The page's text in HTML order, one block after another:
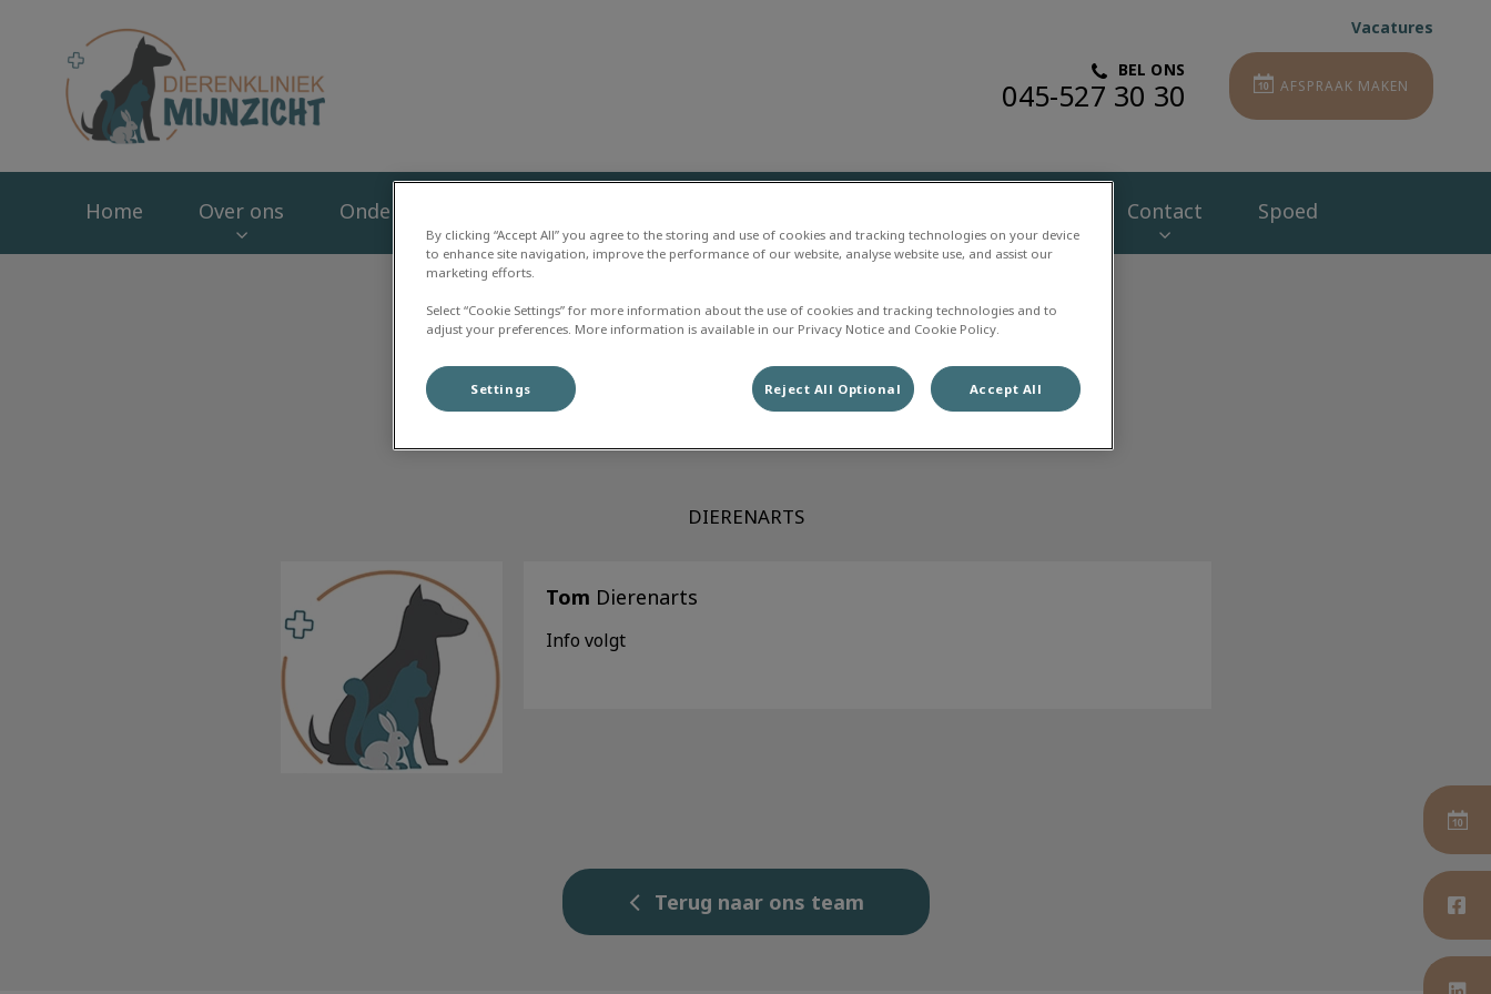
Vacatures
BEL ONS
045-527 30 30 AFSPRAAK MAKEN
Home Over ons Onderzoek en behandelingen Contact Spoed
Tom
DIERENARTS
Tom Dierenarts
Info volgt
Terug naar ons team
By clicking “Accept All” you agree to the storing and use of cookies and tracking technologies on your device
to enhance site navigation, improve the performance of our website, analyse website use, and assist our
marketing efforts.
Select “Cookie Settings” for more information about the use of cookies and tracking technologies and to
adjust your preferences. More information is available in our Privacy Notice and Cookie Policy.
Settings Reject All Optional Accept All